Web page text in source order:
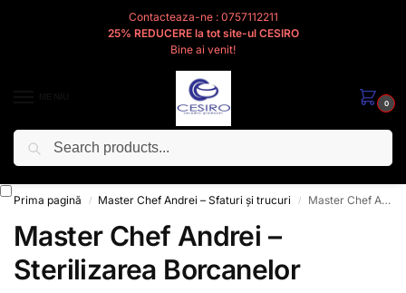
Contacteaza-ne : 0757112211
25% REDUCERE la tot site-ul CESIRO
Bine ai venit!
0
Cesiro
Prima pagină / Master Chef Andrei – Sfaturi și trucuri / Master Chef Andrei – Sterilizarea Borcanelor
Master Chef Andrei –
Sterilizarea Borcanelor